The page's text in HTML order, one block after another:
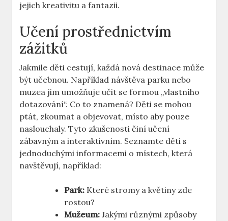
‍jejich kreativitu a fantazii.
Učení prostřednictvím
zážitků
Jakmile děti cestují, každá nová destinace může
být učebnou. Například návštěva‍ parku nebo
muzea jim ⁣umožňuje učit se formou „vlastního⁣
dotazování“. Co ​to znamená? Děti ‍se mohou
ptát,⁣ zkoumat a objevovat, místo aby pouze
naslouchaly.⁢ Tyto zkušenosti činí učení
zábavným⁢ a ‌interaktivním.‍ Seznamte ⁣děti​ s‍
jednoduchými informacemi o místech, ⁢která
⁢navštěvují, například:
Park: Které⁣ stromy a ⁣květiny zde
rostou?
Mužeum: Jakými⁣ různými způsoby